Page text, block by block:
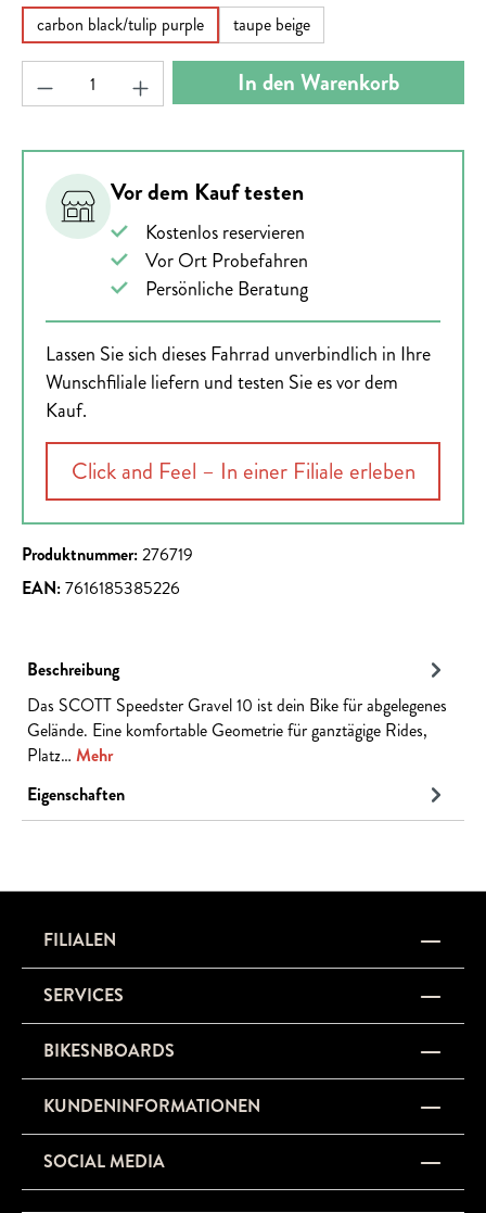
carbon black/tulip purple
taupe beige
Produkt Anzahl: Gib den gewünschten Wert ein
In den Warenkorb
Vor dem Kauf testen
Kostenlos reservieren
Vor Ort Probefahren
Persönliche Beratung
Lassen Sie sich dieses Fahrrad unverbindlich in Ihre
Wunschfiliale liefern und testen Sie es vor dem
Kauf.
Click and Feel – In einer Filiale erleben
Produktnummer:276719
EAN:7616185385226
Beschreibung
Das SCOTT Speedster Gravel 10 ist dein Bike für abgelegenes
Gelände. Eine komfortable Geometrie für ganztägige Rides,
Platz… Mehr
Eigenschaften
FILIALEN
SERVICES
BIKESNBOARDS
KUNDENINFORMATIONEN
SOCIAL MEDIA